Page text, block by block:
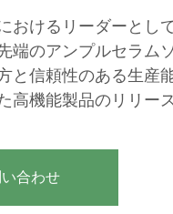
おけるリーダーとし
端のアンプルセラム
と信頼性のある生産
高機能製品のリリー
合わせ